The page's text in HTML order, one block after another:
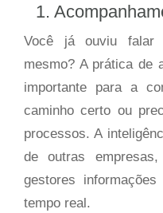
1.
Você já ouviu falar
mesmo? A prática de
importante para a
caminho certo ou
processos. A
de outras
gestores
tempo real.